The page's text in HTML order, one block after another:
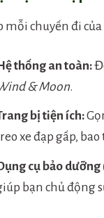
mỗi chuyến đi
thống an toàn:
& Moon.
bị tiện ích:
xe đạp gấp,
cụ bảo dưỡng
bạn chủ động